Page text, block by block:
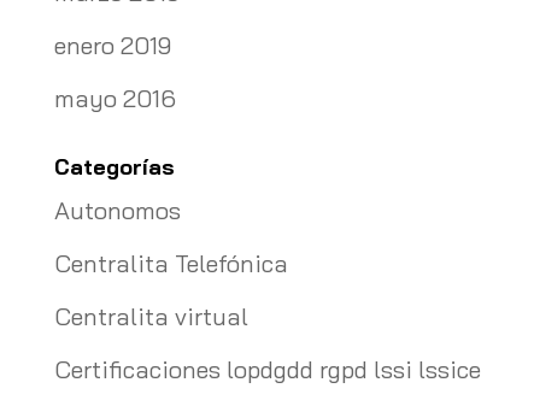
enero 2019
mayo 2016
Categorías
Autonomos
Centralita Telefónica
Centralita virtual
Certificaciones lopdgdd rgpd lssi lssice